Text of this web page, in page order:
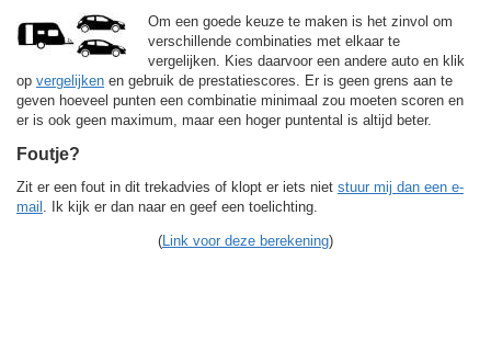
Om een goede keuze te maken is het zinvol om
verschillende combinaties met elkaar te
vergelijken. Kies daarvoor een andere auto en klik
op vergelijken en gebruik de prestatiescores. Er is geen grens aan te
geven hoeveel punten een combinatie minimaal zou moeten scoren en
er is ook geen maximum, maar een hoger puntental is altijd beter.
Foutje?
Zit er een fout in dit trekadvies of klopt er iets niet stuur mij dan een e-
mail
. Ik kijk er dan naar en geef een toelichting.
( Link voor deze berekening)